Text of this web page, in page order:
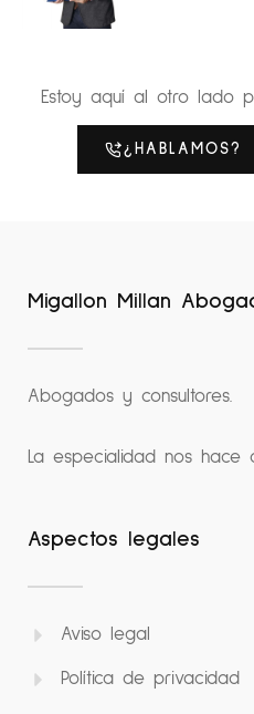
Estoy aquí al otro lado
Migallon Millan
Abogados y consultores.
La especialidad nos hace
Aspectos legales
Aviso legal
Política de privacidad